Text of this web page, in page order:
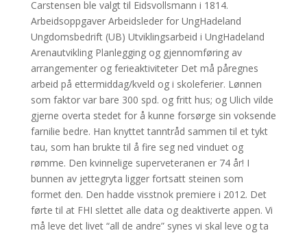
Carstensen ble valgt til Eidsvollsmann i 1814.
Arbeidsoppgaver Arbeidsleder for UngHadeland
Ungdomsbedrift (UB) Utviklingsarbeid i UngHadeland
Arenautvikling Planlegging og gjennomføring av
arrangementer og ferieaktiviteter Det må påregnes
arbeid på ettermiddag/kveld og i skoleferier. Lønnen
som faktor var bare 300 spd. og fritt hus; og Ulich vilde
gjerne overta stedet for å kunne forsørge sin voksende
farnilie bedre. Han knyttet tanntråd sammen til et tykt
tau, som han brukte til å fire seg ned vinduet og
rømme. Den kvinnelige superveteranen er 74 år! I
bunnen av jettegryta ligger fortsatt steinen som
formet den. Den hadde visstnok premiere i 2012. Det
førte til at FHI slettet alle data og deaktiverte appen. Vi
må leve det livet “all de andre” synes vi skal leve og ta